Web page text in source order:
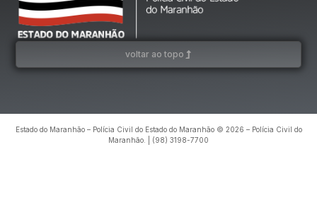
voltar ao topo
Estado do Maranhão – Polícia Civil do Estado do Maranhão © 2026 – Polícia Civil do
Maranhão. | (98) 3198-7700